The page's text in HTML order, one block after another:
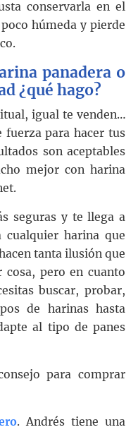
conservarla en el
húmeda y pierde
panadera o
¿qué hago?
igual te venden…
fuerza para hacer tus
son aceptables
mejor con harina
seguras y te llega a
cualquier harina que
tanta ilusión que
cosa, pero en cuanto
buscar, probar,
de harinas hasta
al tipo de panes
para comprar
. Andrés tiene una